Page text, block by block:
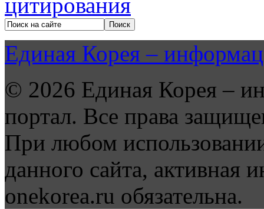
Единая Корея –
© 2026 Единая Корея –
портал. Все права
При любом
данного сайта, активная
onekorea.ru обязательна.